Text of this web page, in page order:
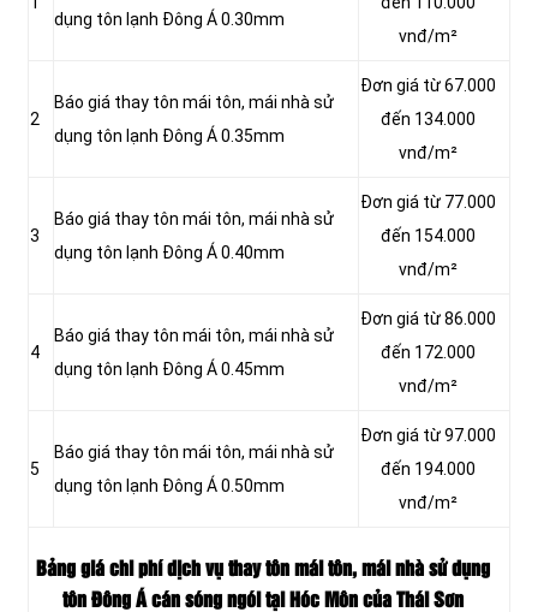
dụng tôn lạnh Đông Á 0.30mm
vnđ/m²
2
Báo giá thay tôn mái tôn, mái nhà sử
dụng tôn lạnh Đông Á 0.35mm
Đơn giá từ 67.000
đến 134.000
vnđ/m²
3
Báo giá thay tôn mái tôn, mái nhà sử
dụng tôn lạnh Đông Á 0.40mm
Đơn giá từ 77.000
đến 154.000
vnđ/m²
4
Báo giá thay tôn mái tôn, mái nhà sử
dụng tôn lạnh Đông Á 0.45mm
Đơn giá từ 86.000
đến 172.000
vnđ/m²
5
Báo giá thay tôn mái tôn, mái nhà sử
dụng tôn lạnh Đông Á 0.50mm
Đơn giá từ 97.000
đến 194.000
vnđ/m²
Bảng giá chi phí dịch vụ thay tôn mái tôn, mái nhà sử dụng
tôn Đông Á cán sóng ngói tại Hóc Môn của Thái Sơn